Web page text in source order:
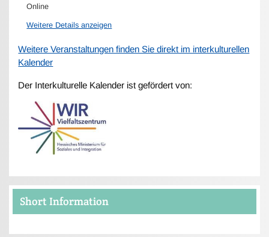
Online
Weitere Details anzeigen
Weitere Veranstaltungen finden Sie direkt im interkulturellen
Kalender
Der Interkulturelle Kalender ist gefördert von:
Short Information